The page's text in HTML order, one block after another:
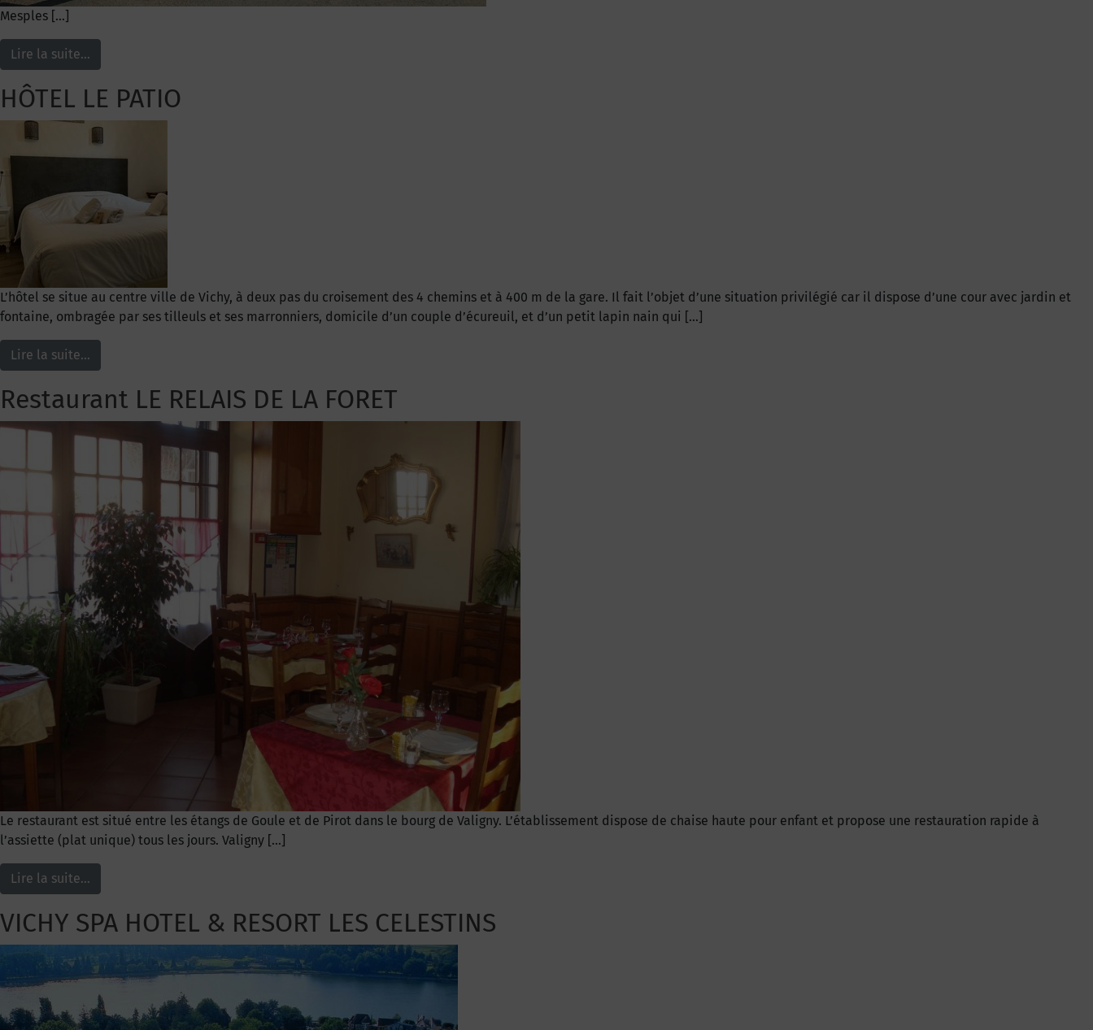
Mesples […]
Lire la suite…
HÔTEL LE PATIO
L’hôtel se situe au centre ville de Vichy, à deux pas du croisement des 4 chemins et à 400 m de la gare. Il fait l’objet d’une situation privilégié car il dispose d’une cour avec jardin et
fontaine, ombragée par ses tilleuls et ses marronniers, domicile d’un couple d’écureuil, et d’un petit lapin nain qui […]
Lire la suite…
Restaurant LE RELAIS DE LA FORET
Le restaurant est situé entre les étangs de Goule et de Pirot dans le bourg de Valigny. L’établissement dispose de chaise haute pour enfant et propose une restauration rapide à
l’assiette (plat unique) tous les jours. Valigny […]
Lire la suite…
VICHY SPA HOTEL & RESORT LES CELESTINS